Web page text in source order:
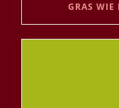
GRAS WIE